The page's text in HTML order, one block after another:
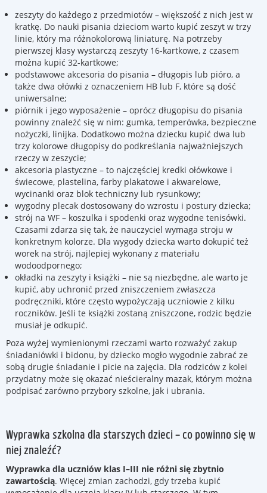
zeszyty do każdego z przedmiotów – większość z nich jest w
kratkę. Do nauki pisania dzieciom warto kupić zeszyt w trzy
linie, który ma różnokolorową liniaturę. Na potrzeby
pierwszej klasy wystarczą zeszyty 16-kartkowe, z czasem
można kupić 32-kartkowe;
podstawowe akcesoria do pisania – długopis lub pióro, a
także dwa ołówki z oznaczeniem HB lub F, które są dość
uniwersalne;
piórnik i jego wyposażenie – oprócz długopisu do pisania
powinny znaleźć się w nim: gumka, temperówka, bezpieczne
nożyczki, linijka. Dodatkowo można dziecku kupić dwa lub
trzy kolorowe długopisy do podkreślania najważniejszych
rzeczy w zeszycie;
akcesoria plastyczne – to najczęściej kredki ołówkowe i
świecowe, plastelina, farby plakatowe i akwarelowe,
wycinanki oraz blok techniczny lub rysunkowy;
wygodny plecak dostosowany do wzrostu i postury dziecka;
strój na WF – koszulka i spodenki oraz wygodne tenisówki.
Czasami zdarza się tak, że nauczyciel wymaga stroju w
konkretnym kolorze. Dla wygody dziecka warto dokupić też
worek na strój, najlepiej wykonany z materiału
wodoodpornego;
okładki na zeszyty i książki – nie są niezbędne, ale warto je
kupić, aby uchronić przed zniszczeniem zwłaszcza
podręczniki, które często wypożyczają uczniowie z kilku
roczników. Jeśli te książki zostaną zniszczone, rodzic będzie
musiał je odkupić.
Poza wyżej wymienionymi rzeczami warto rozważyć zakup
śniadaniówki i bidonu, by dziecko mogło wygodnie zabrać ze
sobą drugie śniadanie i picie na zajęcia. Dla rodziców z kolei
przydatny może się okazać nieścieralny mazak, którym można
podpisać zarówno przybory szkolne, jak i ubrania.
Wyprawka szkolna dla starszych dzieci – co powinno się w
niej znaleźć?
Wyprawka dla uczniów klas I–III nie różni się zbytnio
zawartością. Więcej zmian zachodzi, gdy trzeba kupić